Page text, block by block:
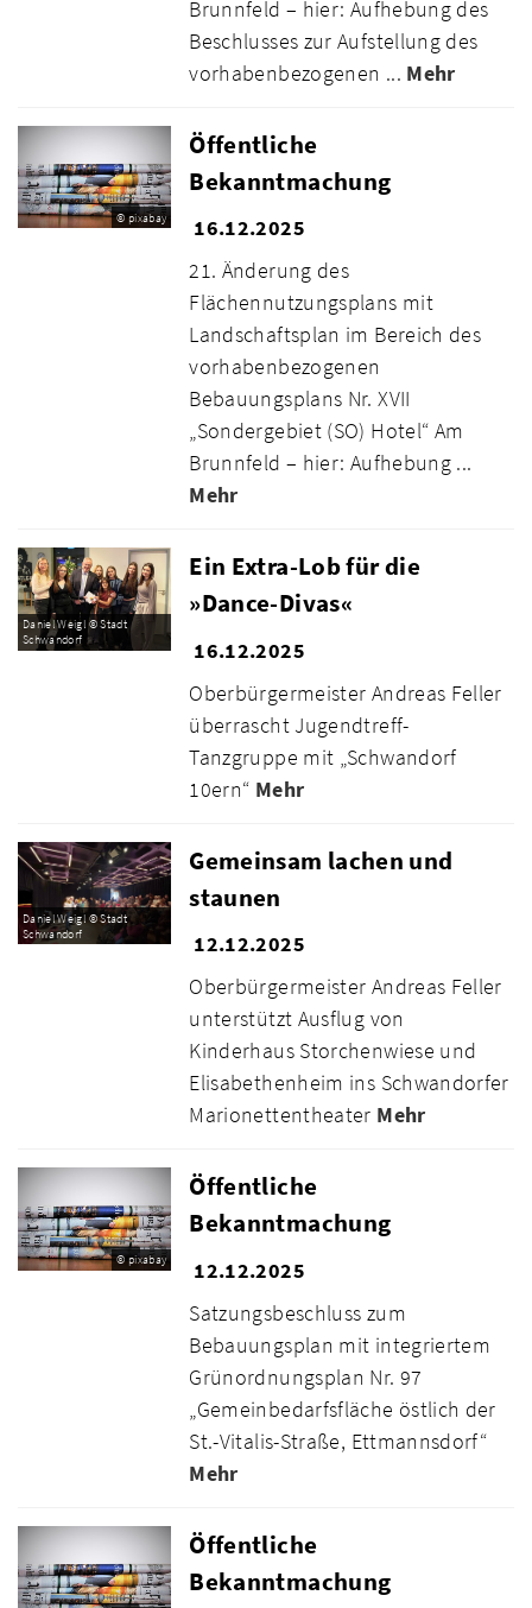
Brunnfeld – hier: Aufhebung des
Beschlusses zur Aufstellung des
vorhabenbezogenen ... Mehr
© pixabay
Öffentliche
Bekanntmachung
16.12.2025
21. Änderung des
Flächennutzungsplans mit
Landschaftsplan im Bereich des
vorhabenbezogenen
Bebauungsplans Nr. XVII
„Sondergebiet (SO) Hotel“ Am
Brunnfeld – hier: Aufhebung ...
Mehr
Daniel Weigl © Stadt
Schwandorf
Ein Extra-Lob für die
»Dance-Divas«
16.12.2025
Oberbürgermeister Andreas Feller
überrascht Jugendtreff-
Tanzgruppe mit „Schwandorf
10ern“ Mehr
Daniel Weigl © Stadt
Schwandorf
Gemeinsam lachen und
staunen
12.12.2025
Oberbürgermeister Andreas Feller
unterstützt Ausflug von
Kinderhaus Storchenwiese und
Elisabethenheim ins Schwandorfer
Marionettentheater Mehr
© pixabay
Öffentliche
Bekanntmachung
12.12.2025
Satzungsbeschluss zum
Bebauungsplan mit integriertem
Grünordnungsplan Nr. 97
„Gemeinbedarfsfläche östlich der
St.-Vitalis-Straße, Ettmannsdorf“
Mehr
Öffentliche
Bekanntmachung